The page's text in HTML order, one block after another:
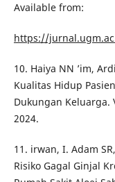
Available from:
https://
10. Haiya NN ’im,
Kualitas Hidup
Dukungan Keluarga.
2024.
11. irwan, I. Adam
Risiko Gagal Ginjal